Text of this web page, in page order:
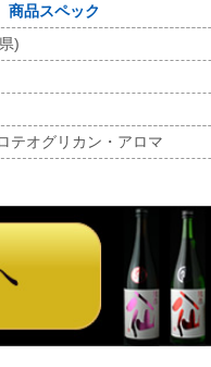
商品スペック
)
テオグリカン・アロマ